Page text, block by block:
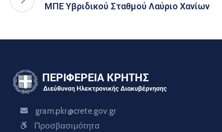
ΜΠΕ Υβριδικού Σταθμού Λαύριο Χανίων
gram.pkr@crete.gov.gr
Προσβασιμότητα